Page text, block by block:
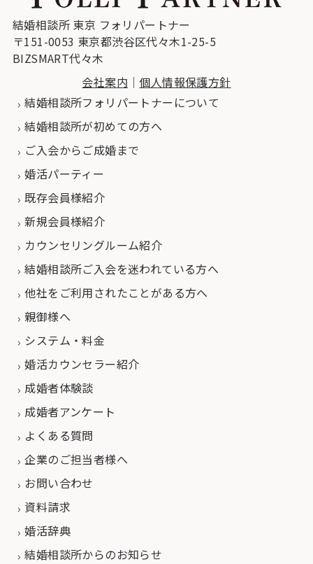
結婚相談所 東京 フォリパートナー
〒151-0053 東京都渋谷区代々木1-25-5
BIZSMART代々木
会社案内 ｜ 個人情報保護方針
結婚相談所フォリパートナーについて
結婚相談所が初めての方へ
ご入会からご成婚まで
婚活パーティー
既存会員様紹介
新規会員様紹介
カウンセリングルーム紹介
結婚相談所ご入会を迷われている方へ
他社をご利用されたことがある方へ
親御様へ
システム・料金
婚活カウンセラー紹介
成婚者体験談
成婚者アンケート
よくある質問
企業のご担当者様へ
お問い合わせ
資料請求
婚活辞典
結婚相談所からのお知らせ